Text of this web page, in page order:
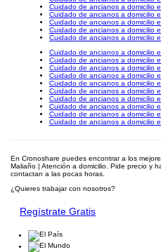
Cuidado de ancianos a domicilio
Cuidado de ancianos a domicilio
Cuidado de ancianos a domicilio
Cuidado de ancianos a domicilio
Cuidado de ancianos a domicilio
Cuidado de ancianos a domicilio
Cuidado de ancianos a domicilio
Cuidado de ancianos a domicilio
Cuidado de ancianos a domicilio
Cuidado de ancianos a domicilio
Cuidado de ancianos a domicilio
Cuidado de ancianos a domicilio
Cuidado de ancianos a domicilio
Cuidado de ancianos a domicilio
Cuidado de ancianos a domicilio
En Cronoshare puedes encontrar a los
Maliaño | Atención a domicilio. Pide precio y
contactan a las pocas horas.
¿Quieres trabajar con nosotros?
Regístrate Gratis